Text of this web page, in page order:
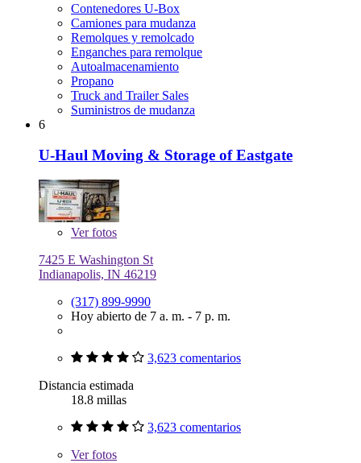
Contenedores U-Box
Camiones para mudanza
Remolques y remolcado
Enganches para remolque
Autoalmacenamiento
Propano
Truck and Trailer Sales
Suministros de mudanza
6
U-Haul Moving & Storage of Eastgate
Verfotos
7425 E Washington St
Indianapolis, IN 46219
(317) 899-9990
Hoy abierto de 7 a. m. - 7 p. m.
3,623 comentarios
Distancia estimada
18.8 millas
3,623 comentarios
Verfotos